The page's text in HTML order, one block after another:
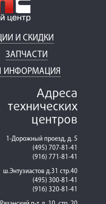
И СКИДКИ
ЗАПЧАСТИ
ИНФОРМАЦИЯ
Адреса
технических
центров
1-Дорожный проезд, д. 5
(495) 707-81-41
(916) 771-81-41
ш.Энтузиастов д.31 стр.40
(495) 300-81-41
(916) 320-81-41